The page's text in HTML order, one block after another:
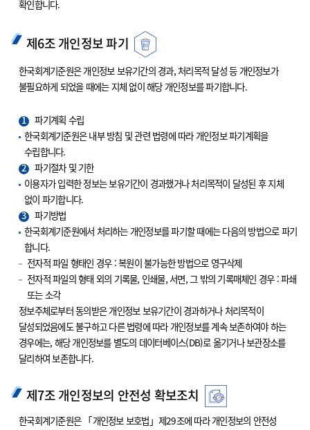
확인합니다.
제6조 개인정보 파기
한국회계기준원은 개인정보 보유기간의 경과, 처리목적 달성 등 개인정보가
불필요하게 되었을 때에는 지체 없이 해당 개인정보를 파기합니다.
1
파기계획 수립
한국회계기준원은 내부 방침 및 관련 법령에 따라 개인정보 파기계획을
수립합니다.
2
파기절차 및 기한
이용자가 입력한 정보는 보유기간이 경과했거나 처리목적이 달성된 후 지체
없이 파기합니다.
3
파기방법
한국회계기준원에서 처리하는 개인정보를 파기할 때에는 다음의 방법으로 파기
합니다.
전자적 파일 형태인 경우 : 복원이 불가능한 방법으로 영구삭제
전자적 파일의 형태 외의 기록물, 인쇄물, 서면, 그 밖의 기록매체인 경우 : 파쇄
또는 소각
정보주체로부터 동의받은 개인정보 보유기간이 경과하거나 처리목적이
달성되었음에도 불구하고 다른 법령에 따라 개인정보를 계속 보존하여야 하는
경우에는, 해당 개인정보를 별도의 데이터베이스(DB)로 옮기거나 보관장소를
달리하여 보존합니다.
제7조 개인정보의 안전성 확보조치
한국회계기준원은 「개인정보 보호법」제29조에 따라 개인정보의 안전성